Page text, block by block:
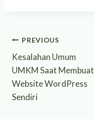
Post
navigation
PREVIOUS
Kesalahan Umum
UMKM Saat Membuat
Website WordPress
Sendiri